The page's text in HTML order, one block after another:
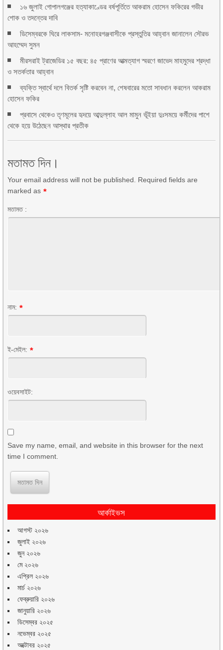
১৬ জুলাই গোপালগঞ্জের হত্যাকাণ্ডের বর্ষপূর্তিতে আকরাম হোসেন ফকিরের গভীর
শোক ও তদন্তের দাবি
ডিসেম্বরকে ঘিরে লাকসাম- মনোহরগঞ্জবাসীকে প্রস্তুতির আহ্বান জানালেন সৌরভ
আহম্মেদ সুমন
মীরসরাই ট্রাজেডির ১৫ বছর: ৪৫ প্রাণের আত্মত্যাগ স্মরণে জাভেদ মাহমুদের শ্রদ্ধা
ও সতর্কতার আহ্বান
ব্যক্তি স্বার্থে দলে বিতর্ক সৃষ্টি করবেন না, শেষবারের মতো সাবধান করলেন আকরাম
হোসেন ফকির
প্রবাসে থেকেও তৃণমূলের হৃদয়ে আব্দুল্লাহ আল মামুন ভূঁইয়া দুঃসময়ে কর্মীদের পাশে
থেকে হয়ে উঠেছেন আস্থার প্রতীক
মতামত দিন।
Your email address will not be published. Required fields are
marked as *
মতামত :
নাম: *
ই-মেইল: *
ওয়েবসাইট:
Save my name, email, and website in this browser for the next
time I comment.
আর্কাইভস
আগস্ট ২০২৬
জুলাই ২০২৬
জুন ২০২৬
মে ২০২৬
এপ্রিল ২০২৬
মার্চ ২০২৬
ফেব্রুয়ারি ২০২৬
জানুয়ারি ২০২৬
ডিসেম্বর ২০২৫
নভেম্বর ২০২৫
অক্টোবর ২০২৫